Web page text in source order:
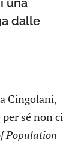
una
dalle
Cingolani,
sé non ci
Population